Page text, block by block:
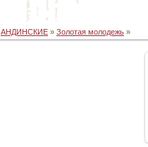
АНДИНСКИЕ » Золотая молодежь »